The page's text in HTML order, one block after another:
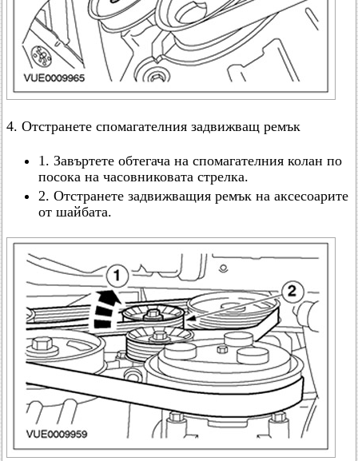
4. Отстранете спомагателния задвижващ ремък
1. Завъртете обтегача на спомагателния колан по
посока на часовниковата стрелка.
2. Отстранете задвижващия ремък на аксесоарите
от шайбата.